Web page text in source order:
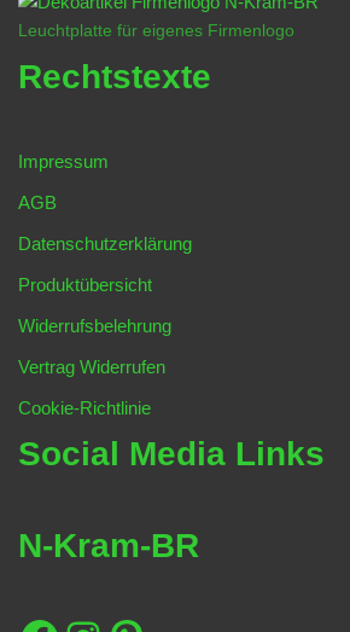
Leuchtplatte für eigenes Firmenlogo
Rechtstexte
Impressum
AGB
Datenschutzerklärung
Produktübersicht
Widerrufsbelehrung
Vertrag Widerrufen
Cookie-Richtlinie
Social Media Links
N-Kram-BR